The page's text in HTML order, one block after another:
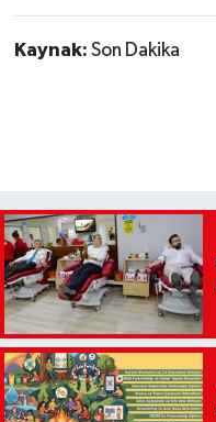
Kaynak: Son Dakika